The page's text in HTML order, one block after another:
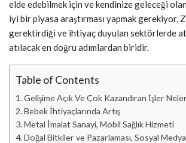
elde edebilmek için ve kendinize geleceği
iyi bir piyasa araştırması yapmak gerekiyor.
gerektirdiği ve ihtiyaç duyulan sektörlerde
atılacak en doğru adımlardan biridir.
Table of Contents
Gelişime Açık Ve Çok Kazandıran İşler
Bebek İhtiyaçlarında Artış
Metal İmalat Sanayi, Mobil Sağlık Hizmeti
Doğal Bitkiler ve Pazarlaması, Sosyal Medya